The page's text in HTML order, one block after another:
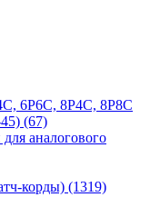
6P6C, 8P4C, 8P8C
(67)
аналогового
корды) (1319)